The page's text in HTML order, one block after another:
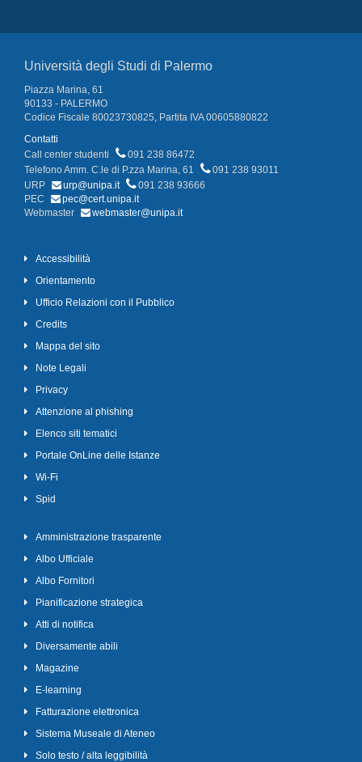
Università degli Studi di Palermo
Piazza Marina, 61
90133 - PALERMO
Codice Fiscale 80023730825, Partita IVA 00605880822
Contatti
Call center studenti
091 238 86472
Telefono Amm. C.le di P.zza Marina, 61
091 238 93011
URP
urp@unipa.it
091 238 93666
PEC
pec@cert.unipa.it
Webmaster
webmaster@unipa.it
Accessibilità
Orientamento
Ufficio Relazioni con il Pubblico
Credits
Mappa del sito
Note Legali
Privacy
Attenzione al phishing
Elenco siti tematici
Portale OnLine delle Istanze
Wi-Fi
Spid
Amministrazione trasparente
Albo Ufficiale
Albo Fornitori
Pianificazione strategica
Atti di notifica
Diversamente abili
Magazine
E-learning
Fatturazione elettronica
Sistema Museale di Ateneo
Solo testo / alta leggibilità